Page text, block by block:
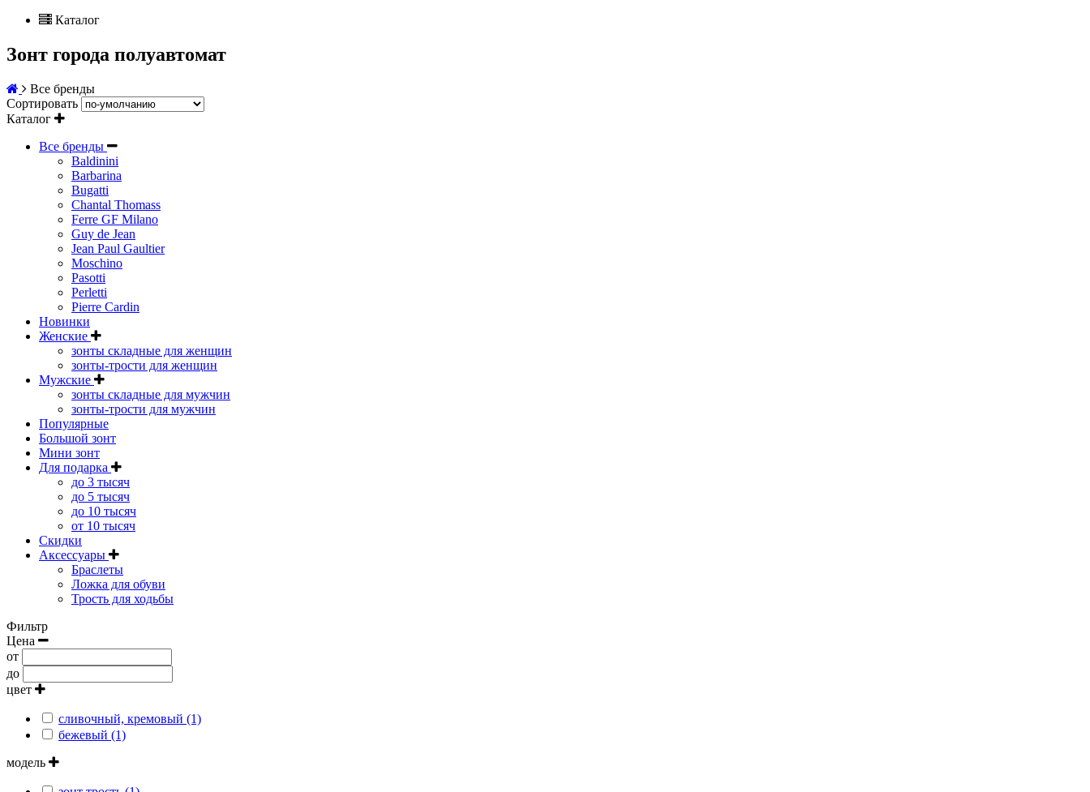
Каталог
Зонт города полуавтомат
Все бренды
Сортировать
Каталог
Все бренды
Baldinini
Barbarina
Bugatti
Chantal Thomass
Ferre GF Milano
Guy de Jean
Jean Paul Gaultier
Moschino
Pasotti
Perletti
Pierre Cardin
Новинки
Женские
зонты складные для женщин
зонты-трости для женщин
Мужские
зонты складные для мужчин
зонты-трости для мужчин
Популярные
Большой зонт
Мини зонт
Для подарка
до 3 тысяч
до 5 тысяч
до 10 тысяч
от 10 тысяч
Скидки
Аксессуары
Браслеты
Ложка для обуви
Трость для ходьбы
Фильтр
Цена
от
до
цвет
сливочный, кремовый (1)
бежевый (1)
модель